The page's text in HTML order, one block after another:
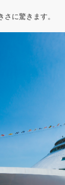
に驚きます。